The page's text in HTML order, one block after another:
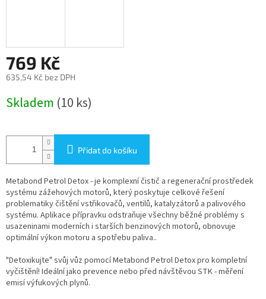
769 Kč
635,54 Kč bez DPH
cena:
Skladem (10 ks)
Přidat do košíku
Metabond Petrol Detox - je komplexní čistič a regenerační prostředek
systému zážehových motorů, který poskytuje celkové řešení
problematiky čištění vstřikovačů, ventilů, katalyzátorů a palivového
systému. Aplikace přípravku odstraňuje všechny běžné problémy s
usazeninami moderních i starších benzinových motorů, obnovuje
optimální výkon motoru a spotřebu paliva..
"Detoxikujte" svůj vůz pomocí Metabond Petrol Detox pro kompletní
vyčištění! Ideální jako prevence nebo před návštěvou STK - měření
emisí výfukových plynů.